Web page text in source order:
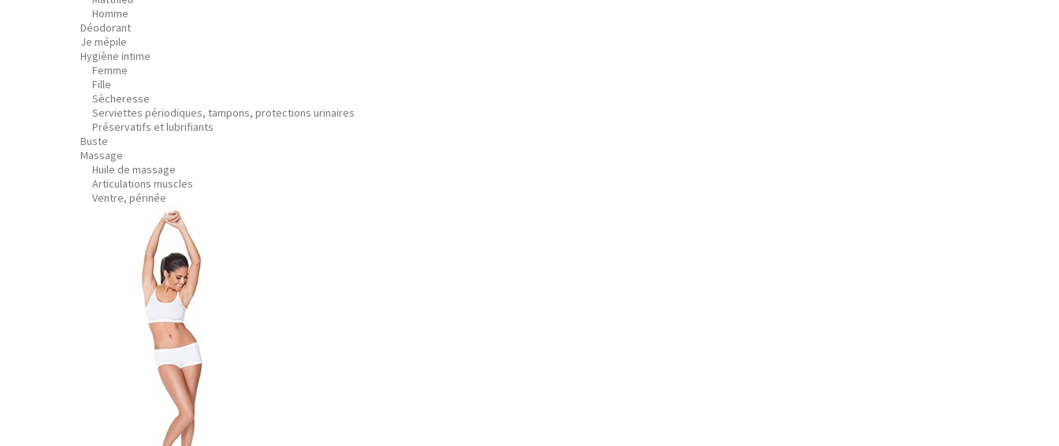
Homme
Déodorant
Je mépile
Hygiène intime
Femme
Fille
Sècheresse
Serviettes périodiques, tampons, protections urinaires
Préservatifs et lubrifiants
Buste
Massage
Huile de massage
Articulations muscles
Ventre, périnée